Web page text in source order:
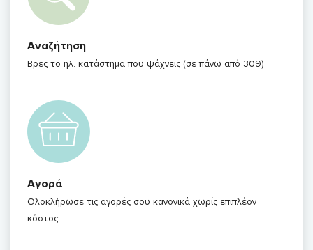
Αναζήτηση
Βρες το ηλ. κατάστημα που ψάχνεις (σε πάνω από 309)
Αγορά
Ολοκλήρωσε τις αγορές σου κανονικά χωρίς επιπλέον
κόστος